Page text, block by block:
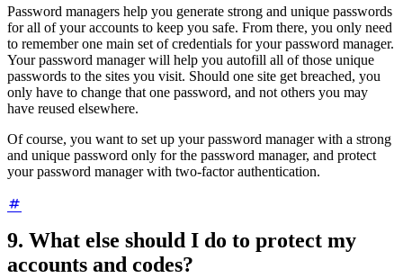
Password managers help you generate strong and unique passwords
for all of your accounts to keep you safe. From there, you only need
to remember one main set of credentials for your password manager.
Your password manager will help you autofill all of those unique
passwords to the sites you visit. Should one site get breached, you
only have to change that one password, and not others you may
have reused elsewhere.
Of course, you want to set up your password manager with a strong
and unique password only for the password manager, and protect
your password manager with two-factor authentication.
9. What else should I do to protect my
accounts and codes?